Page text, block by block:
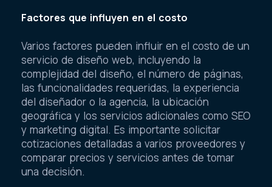
Factores que influyen en el costo
Varios factores pueden influir en el costo de un
servicio de diseño web, incluyendo la
complejidad del diseño, el número de páginas,
las funcionalidades requeridas, la experiencia
del diseñador o la agencia, la ubicación
geográfica y los servicios adicionales como SEO
y marketing digital. Es importante solicitar
cotizaciones detalladas a varios proveedores y
comparar precios y servicios antes de tomar
una decisión.